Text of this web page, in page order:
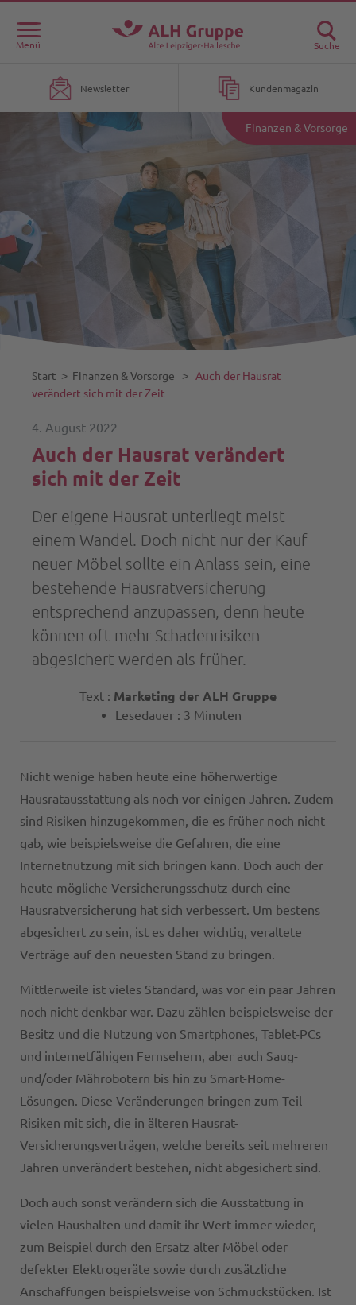
Menü Suche
Newsletter Kundenmagazin
Finanzen & Vorsorge
Start ˃ Finanzen & Vorsorge ˃ Auch der Hausrat
verändert sich mit der Zeit
4. August 2022
Auch der Hausrat verändert
sich mit der Zeit
Der eigene Hausrat unterliegt meist
einem Wandel. Doch nicht nur der Kauf
neuer Möbel sollte ein Anlass sein, eine
bestehende Hausratversicherung
entsprechend anzupassen, denn heute
können oft mehr Schadenrisiken
abgesichert werden als früher.
Text : Marketing der ALH Gruppe
Lesedauer : 3 Minuten
Nicht wenige haben heute eine höherwertige
Hausratausstattung als noch vor einigen Jahren. Zudem
sind Risiken hinzugekommen, die es früher noch nicht
gab, wie beispielsweise die Gefahren, die eine
Internetnutzung mit sich bringen kann. Doch auch der
heute mögliche Versicherungsschutz durch eine
Hausratversicherung hat sich verbessert. Um bestens
abgesichert zu sein, ist es daher wichtig, veraltete
Verträge auf den neuesten Stand zu bringen.
Mittlerweile ist vieles Standard, was vor ein paar Jahren
noch nicht denkbar war. Dazu zählen beispielsweise der
Besitz und die Nutzung von Smartphones, Tablet-PCs
und internetfähigen Fernsehern, aber auch Saug-
und/oder Mährobotern bis hin zu Smart-Home-
Lösungen. Diese Veränderungen bringen zum Teil
Risiken mit sich, die in älteren Hausrat-
Versicherungsverträgen, welche bereits seit mehreren
Jahren unverändert bestehen, nicht abgesichert sind.
Doch auch sonst verändern sich die Ausstattung in
vielen Haushalten und damit ihr Wert immer wieder,
zum Beispiel durch den Ersatz alter Möbel oder
defekter Elektrogeräte sowie durch zusätzliche
Anschaffungen beispielsweise von Schmuckstücken. Ist